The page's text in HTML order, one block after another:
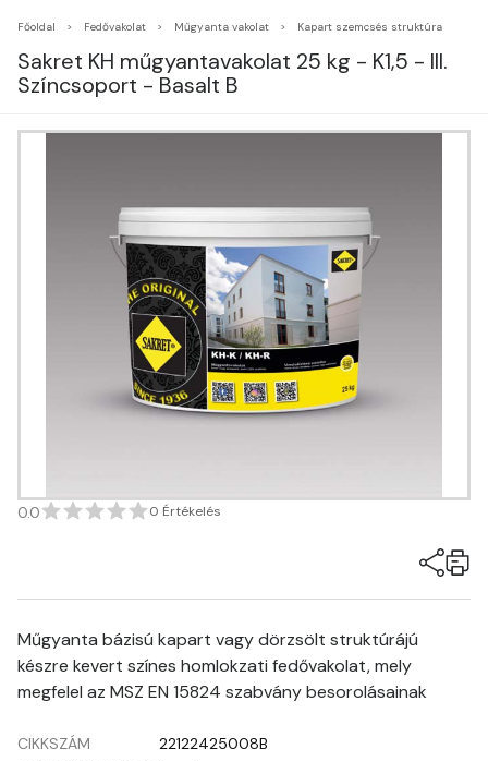
Főoldal Fedővakolat Műgyanta vakolat Kapart szemcsés struktúra
Sakret KH műgyantavakolat 25 kg - K1,5 - III.
Színcsoport - Basalt B
0.0 0 Értékelés
Műgyanta bázisú kapart vagy dörzsölt struktúrájú
készre kevert színes homlokzati fedővakolat, mely
megfelel az MSZ EN 15824 szabvány besorolásainak
CIKKSZÁM
22122425008B